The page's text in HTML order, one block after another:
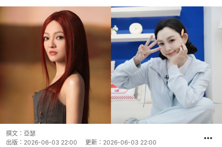
撰文： 亞瑟
出版： 2026-06-03 22:00 更新： 2026-06-03 22:00